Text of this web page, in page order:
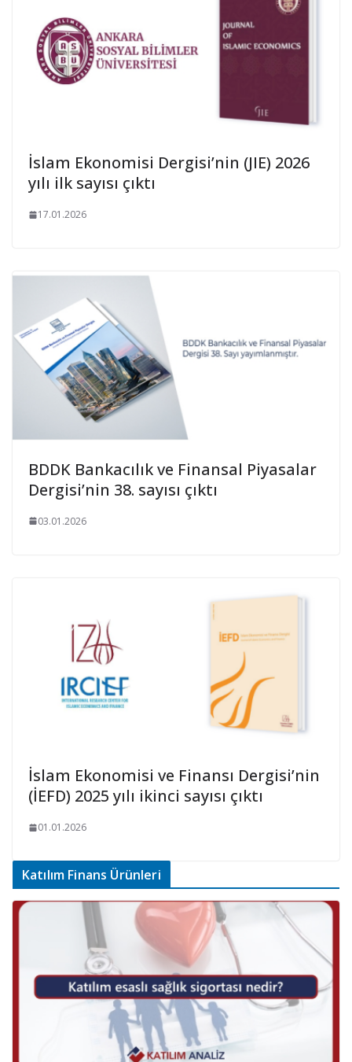
İslam Ekonomisi Dergisi’nin (JIE) 2026
yılı ilk sayısı çıktı
17.01.2026
BDDK Bankacılık ve Finansal Piyasalar
Dergisi’nin 38. sayısı çıktı
03.01.2026
İslam Ekonomisi ve Finansı Dergisi’nin
(İEFD) 2025 yılı ikinci sayısı çıktı
01.01.2026
Katılım Finans Ürünleri